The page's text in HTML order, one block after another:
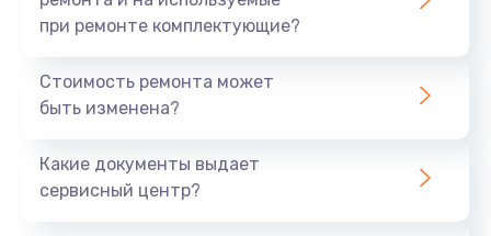
при ремонте комплектующие?
Стоимость ремонта может
быть изменена?
Какие документы выдает
сервисный центр?